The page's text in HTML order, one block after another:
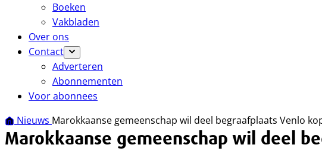
Boeken
Vakbladen
Over ons
Contact
Adverteren
Abonnementen
Voor abonnees
Nieuws Marokkaanse gemeenschap wil deel begraafplaats Venlo
Marokkaanse gemeenschap wil deel